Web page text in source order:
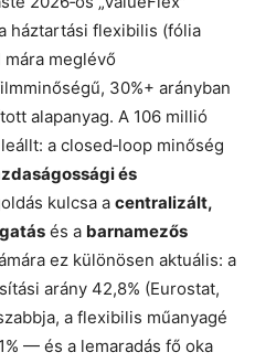
háztartási flexibilis (fólia
meglévő
30%+ arányban
alapanyag. A 106 millió
a closed‑loop minőség
és
kulcsa a centralizált,
és a barnamezős
ez különösen aktuális: a
arány 42,8% (Eurostat,
a flexibilis műanyagé
— és a lemaradás fő oka